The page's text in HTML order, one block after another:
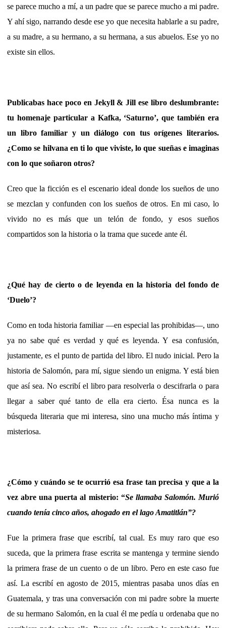
se parece mucho a mí, a un padre que se parece mucho a mi padre.
Y ahí sigo, narrando desde ese yo que necesita hablarle a su padre,
a su madre, a su hermano, a su hermana, a sus abuelos. Ese yo no
existe sin ellos.
Publicabas hace poco en Jekyll & Jill ese libro deslumbrante:
tu homenaje particular a Kafka, ‘Saturno’, que también era
un libro familiar y un diálogo con tus orígenes literarios.
¿Como se hilvana en ti lo que viviste, lo que sueñas e imaginas
con lo que soñaron otros?
Creo que la ficción es el escenario ideal donde los sueños de uno
se mezclan y confunden con los sueños de otros. En mi caso, lo
vivido no es más que un telón de fondo, y esos sueños
compartidos son la historia o la trama que sucede ante él.
¿Qué hay de cierto o de leyenda en la historia del fondo de
‘Duelo’?
Como en toda historia familiar —en especial las prohibidas—, uno
ya no sabe qué es verdad y qué es leyenda. Y esa confusión,
justamente, es el punto de partida del libro. El nudo inicial. Pero la
historia de Salomón, para mí, sigue siendo un enigma. Y está bien
que así sea. No escribí el libro para resolverla o descifrarla o para
llegar a saber qué tanto de ella era cierto. Ésa nunca es la
búsqueda literaria que mi interesa, sino una mucho más íntima y
misteriosa.
¿Cómo y cuándo se te ocurrió esa frase tan precisa y que a la
vez abre una puerta al misterio: “Se llamaba Salomón. Murió
cuando tenía cinco años, ahogado en el lago Amatitlán”?
Fue la primera frase que escribí, tal cual. Es muy raro que eso
suceda, que la primera frase escrita se mantenga y termine siendo
la primera frase de un cuento o de un libro. Pero en este caso fue
así. La escribí en agosto de 2015, mientras pasaba unos días en
Guatemala, y tras una conversación con mi padre sobre la muerte
de su hermano Salomón, en la cual él me pedía u ordenaba que no